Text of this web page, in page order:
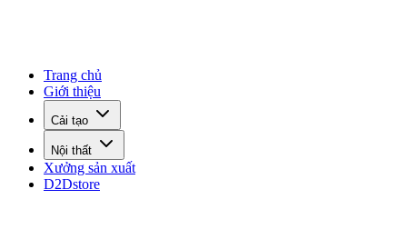
Trang chủ
Giới thiệu
Cải tạo
Nội thất
Xưởng sản xuất
D2Dstore